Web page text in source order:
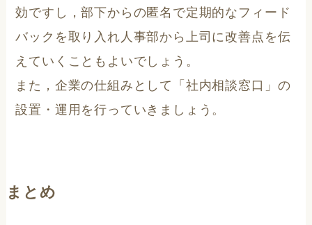
効ですし，部下からの匿名で定期的なフィード
バックを取り入れ人事部から上司に改善点を伝
えていくこともよいでしょう。
また，企業の仕組みとして「社内相談窓口」の
設置・運用を行っていきましょう。
まとめ